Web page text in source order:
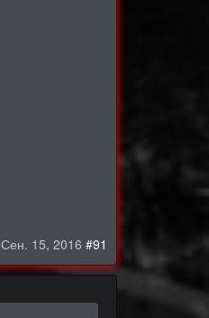
Сен. 15, 2016 #91